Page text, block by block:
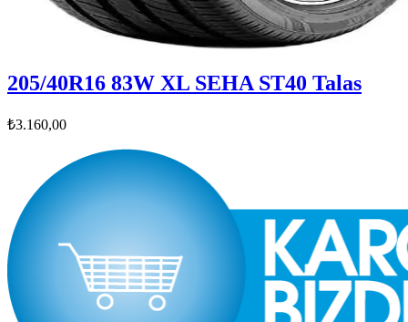
205/40R16 83W XL SEHA ST40 Talas
₺3.160,00